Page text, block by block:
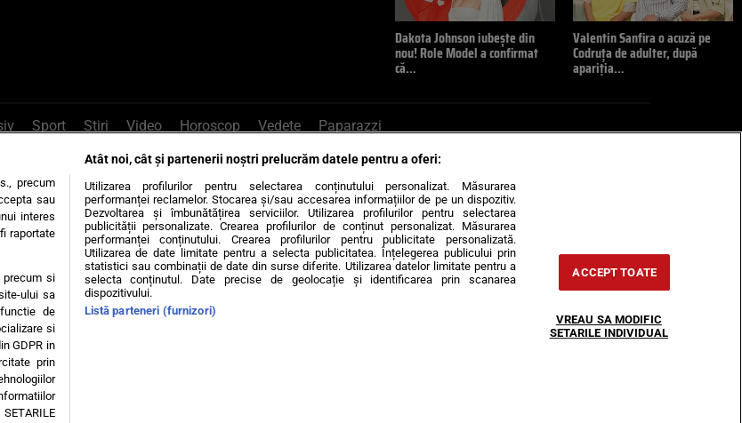
Dakota Johnson iubește din
nou! Role Model a confirmat
că…
Valentin Sanfira o acuză pe
Codruța de adulter, după
apariția…
Sport Știri Video Horoscop Vedete Paparazzi
, sună la 0741226226 sau trimite mail la pont@cancan.ro
Știri interne Știri externe Politică
Insula Iubirii Dictionar de vise LIFE STYLE Horoscop
Politica de confidențialitate
precum
sau
interes
raportate
precum si
ului sa
de
si
GDPR in
prin
Atât noi, cât și partenerii noștri prelucrăm datele pentru a oferi:
Utilizarea profilurilor pentru selectarea conținutului personalizat. Măsurarea
performanței reclamelor. Stocarea și/sau accesarea informațiilor de pe un dispozitiv.
Dezvoltarea și îmbunătățirea serviciilor. Utilizarea profilurilor pentru selectarea
publicității personalizate. Crearea profilurilor de conținut personalizat. Măsurarea
performanței conținutului. Crearea profilurilor pentru publicitate personalizată.
Utilizarea de date limitate pentru a selecta publicitatea. Înțelegerea publicului prin
statistici sau combinații de date din surse diferite. Utilizarea datelor limitate pentru a
selecta conținutul. Date precise de geolocație și identificarea prin scanarea
dispozitivului.
Listă parteneri (furnizori)
ACCEPT TOATE
VREAU SA MODIFIC
SETARILE INDIVIDUAL